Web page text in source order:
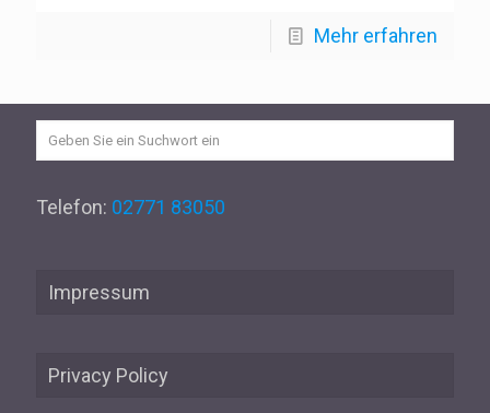
Mehr erfahren
Telefon: 02771 83050
Impressum
Privacy Policy